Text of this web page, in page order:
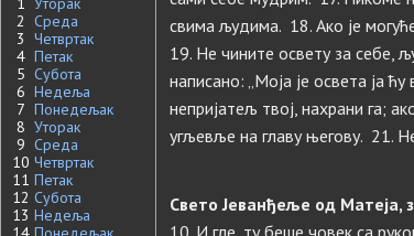
2 Среда
3 Четвртак
4 Петак
5 Субота
6 Недеља
7 Понедељак
8 Уторак
9 Среда
10 Четвртак
11 Петак
12 Субота
13 Недеља
свима људима. 18. Ако је
19. Не чините освету за себе,
написано: „Моја је освета ја
непријатељ твој, нахрани га;
угљевље на главу његову. 21.
Свето Јеванђеље од Матеја,
10. И гле, ту беше човек са